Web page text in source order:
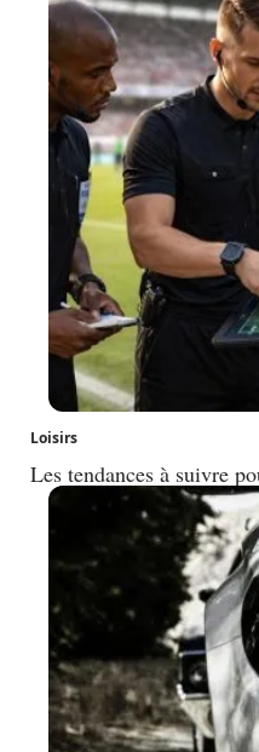
Loisirs
Les tendances à suivre